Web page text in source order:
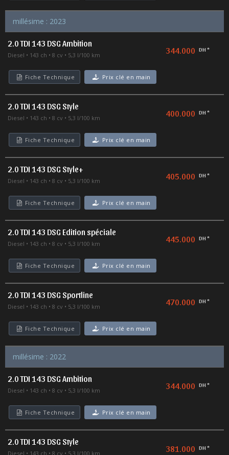
millésime : 2023
2.0 TDI 143 DSG Ambition
Diesel 143 ch 8 cv 5,3 l/100 km 344.000 DH *
Fiche Technique Prix clé en main
2.0 TDI 143 DSG Style
Diesel 143 ch 8 cv 5,3 l/100 km 400.000 DH *
Fiche Technique Prix clé en main
2.0 TDI 143 DSG Style+
Diesel 143 ch 8 cv 5,3 l/100 km 405.000 DH *
Fiche Technique Prix clé en main
2.0 TDI 143 DSG Edition spéciale
Diesel 143 ch 8 cv 5,3 l/100 km 445.000 DH *
Fiche Technique Prix clé en main
2.0 TDI 143 DSG Sportline
Diesel 143 ch 8 cv 5,3 l/100 km 470.000 DH *
Fiche Technique Prix clé en main
millésime : 2022
2.0 TDI 143 DSG Ambition
Diesel 143 ch 8 cv 5,3 l/100 km 344.000 DH *
Fiche Technique Prix clé en main
2.0 TDI 143 DSG Style
Diesel 143 ch 8 cv 5,3 l/100 km 381.000 DH *